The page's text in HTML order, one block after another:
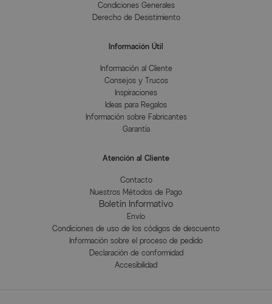
Condiciones Generales
Derecho de Desistimiento
Información Útil
Información al Cliente
Consejos y Trucos
Inspiraciones
Ideas para Regalos
Información sobre Fabricantes
Garantía
Atención al Cliente
Contacto
Nuestros Métodos de Pago
Boletín Informativo
Envío
Condiciones de uso de los códigos de descuento
Información sobre el proceso de pedido
Declaración de conformidad
Accesibilidad